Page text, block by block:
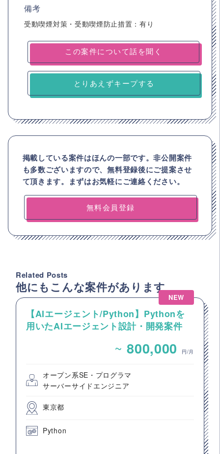
備考
受動喫煙対策・受動喫煙防止措置：有り
とりあえずキープする
掲載している案件はほんの一部です。非公開案件
も多数ございますので、無料登録後にご提案させ
て頂きます。まずはお気軽にご連絡ください。
無料会員登録
Related Posts
他にもこんな案件があります
NEW
【AIエージェント/Python】Pythonを
用いたAIエージェント設計・開発案件
~ 800,000 円/月
オープン系SE・プログラマ
サーバーサイドエンジニア
東京都
Python